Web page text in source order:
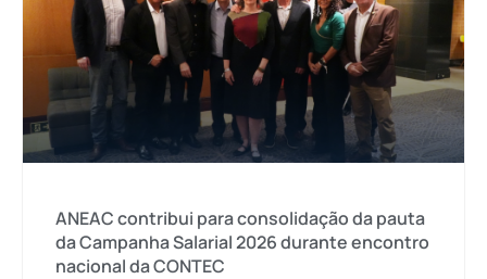
ANEAC contribui para consolidação da pauta
da Campanha Salarial 2026 durante encontro
nacional da CONTEC